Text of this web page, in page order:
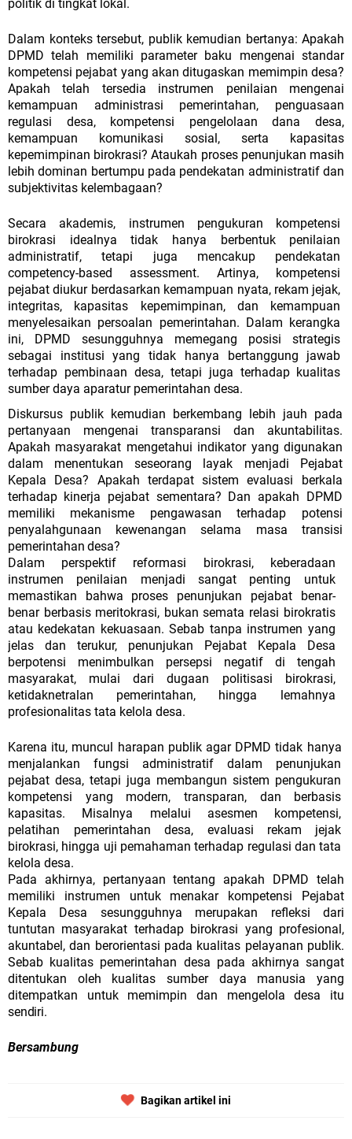
politik di tingkat lokal.
Dalam konteks tersebut, publik kemudian bertanya: Apakah
DPMD telah memiliki parameter baku mengenai standar
kompetensi pejabat yang akan ditugaskan memimpin desa?
Apakah telah tersedia instrumen penilaian mengenai
kemampuan administrasi pemerintahan, penguasaan
regulasi desa, kompetensi pengelolaan dana desa,
kemampuan komunikasi sosial, serta kapasitas
kepemimpinan birokrasi? Ataukah proses penunjukan masih
lebih dominan bertumpu pada pendekatan administratif dan
subjektivitas kelembagaan?
Secara akademis, instrumen pengukuran kompetensi
birokrasi idealnya tidak hanya berbentuk penilaian
administratif, tetapi juga mencakup pendekatan
competency-based assessment. Artinya, kompetensi
pejabat diukur berdasarkan kemampuan nyata, rekam jejak,
integritas, kapasitas kepemimpinan, dan kemampuan
menyelesaikan persoalan pemerintahan. Dalam kerangka
ini, DPMD sesungguhnya memegang posisi strategis
sebagai
institusi yang tidak hanya bertanggung
jawab
terhadap pembinaan desa, tetapi juga terhadap kualitas
sumber daya aparatur pemerintahan desa.
Diskursus publik kemudian berkembang lebih jauh pada
pertanyaan mengenai transparansi dan akuntabilitas.
Apakah masyarakat mengetahui indikator yang digunakan
dalam
menentukan seseorang layak menjadi
Pejabat
Kepala
Desa? Apakah terdapat sistem evaluasi
berkala
terhadap kinerja pejabat sementara? Dan apakah DPMD
memiliki mekanisme pengawasan terhadap potensi
penyalahgunaan kewenangan selama masa transisi
pemerintahan desa?
Dalam perspektif reformasi birokrasi, keberadaan
instrumen penilaian menjadi sangat penting untuk
memastikan bahwa proses penunjukan pejabat benar-
benar berbasis meritokrasi, bukan semata relasi birokratis
atau kedekatan kekuasaan. Sebab tanpa instrumen yang
jelas dan terukur, penunjukan Pejabat Kepala Desa
berpotensi menimbulkan persepsi negatif di tengah
masyarakat, mulai dari dugaan politisasi birokrasi,
ketidaknetralan pemerintahan, hingga lemahnya
profesionalitas tata kelola desa.
Karena itu, muncul harapan publik agar DPMD tidak hanya
menjalankan
fungsi administratif dalam
penunjukan
pejabat desa, tetapi juga membangun sistem pengukuran
kompetensi yang modern, transparan, dan berbasis
kapasitas. Misalnya melalui asesmen kompetensi,
pelatihan pemerintahan desa,
evaluasi rekam
jejak
birokrasi, hingga uji pemahaman terhadap regulasi dan tata
kelola desa.
Pada
akhirnya, pertanyaan tentang apakah DPMD telah
memiliki
instrumen untuk menakar kompetensi
Pejabat
Kepala
Desa sesungguhnya
merupakan refleksi dari
tuntutan masyarakat terhadap birokrasi yang profesional,
akuntabel, dan berorientasi pada kualitas pelayanan publik.
Sebab kualitas pemerintahan desa pada akhirnya sangat
ditentukan oleh kualitas sumber daya manusia yang
ditempatkan untuk memimpin dan mengelola desa itu
sendiri.
Bersambung
Bagikan artikel ini